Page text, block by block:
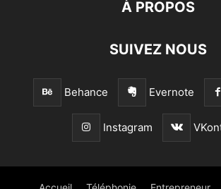
À PROPOS
SUIVEZ NOUS
Behance Evernote
Instagram